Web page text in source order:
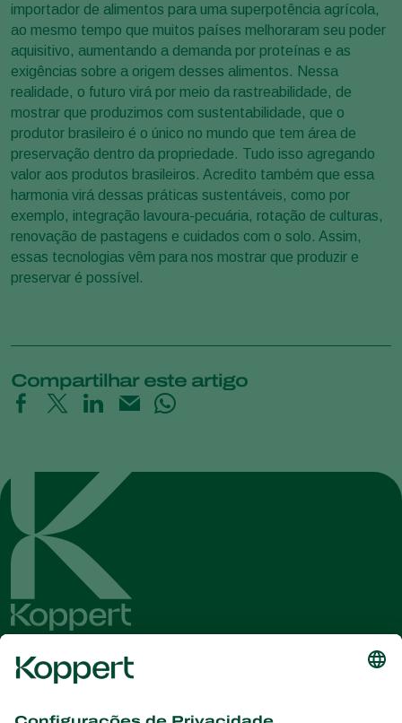
importador de alimentos para uma superpotência agrícola,
ao mesmo tempo que muitos países melhoraram seu poder
aquisitivo, aumentando a demanda por proteínas e as
exigências sobre a origem desses alimentos. Nessa
realidade, o futuro virá por meio da rastreabilidade, de
mostrar que produzimos com sustentabilidade, que o
produtor brasileiro é o único no mundo que tem área de
preservação dentro da propriedade. Tudo isso agregando
valor aos produtos brasileiros. Acredito também que essa
harmonia virá dessas práticas sustentáveis, como por
exemplo, integração lavoura-pecuária, rotação de culturas,
renovação de pastagens e cuidados com o solo. Assim,
essas tecnologias vêm para nos mostrar que produzir e
preservar é possível.
Compartilhar este artigo